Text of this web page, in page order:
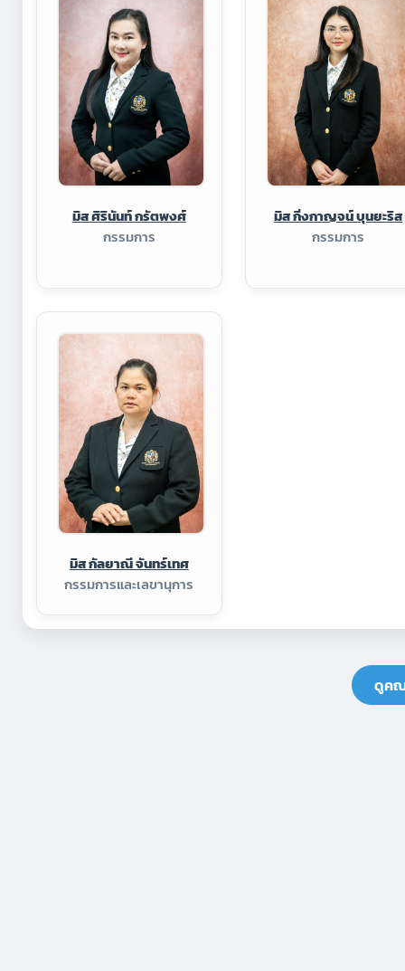
มิส ศิรินันท์ กรัตพงศ์
กรรมการ
มิส กิ่งกาญจน์ บุนยะริส
กรรมการ
มิส กัลยาณี จันทร์เทศ
กรรมการและเลขานุการ
ดูคณ